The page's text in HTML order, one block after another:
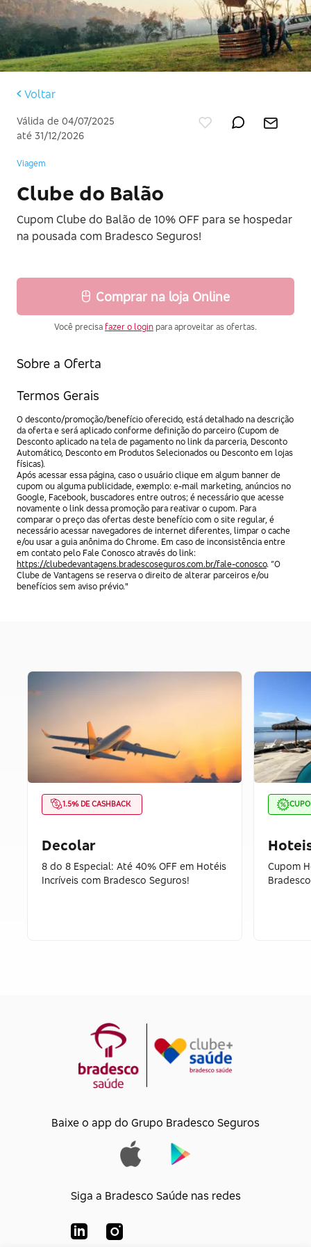
Voltar
Válida de 04/07/2025
até 31/12/2026
Viagem
Clube do Balão
Cupom Clube do Balão de 10% OFF para se hospedar
na pousada com Bradesco Seguros!
Comprar na loja Online
Você precisa fazer o login para aproveitar as ofertas.
Sobre a Oferta
Termos Gerais
O desconto/promoção/benefício oferecido, está detalhado na descrição
da oferta e será aplicado conforme definição do parceiro (Cupom de
Desconto aplicado na tela de pagamento no link da parceria, Desconto
Automático, Desconto em Produtos Selecionados ou Desconto em lojas
físicas).
Após acessar essa página, caso o usuário clique em algum banner de
cupom ou alguma publicidade, exemplo: e-mail marketing, anúncios no
Google, Facebook, buscadores entre outros; é necessário que acesse
novamente o link dessa promoção para reativar o cupom. Para
comparar o preço das ofertas deste benefício com o site regular, é
necessário acessar navegadores de internet diferentes, limpar o cache
e/ou usar a guia anônima do Chrome. Em caso de inconsistência entre
em contato pelo Fale Conosco através do link:
https://clubedevantagens.bradescoseguros.com.br/fale-conosco. “O
Clube de Vantagens se reserva o direito de alterar parceiros e/ou
benefícios sem aviso prévio."
1.5% DE CASHBACK
Decolar
8 do 8 Especial: Até 40% OFF em Hotéis
Incríveis com Bradesco Seguros!
Cupom
Baixe o app do Grupo Bradesco Seguros
Siga a Bradesco Saúde nas redes